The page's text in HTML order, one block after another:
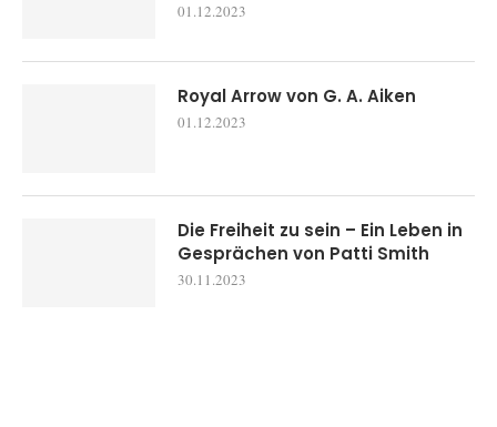
01.12.2023
Royal Arrow von G. A. Aiken
01.12.2023
Die Freiheit zu sein – Ein Leben in
Gesprächen von Patti Smith
30.11.2023